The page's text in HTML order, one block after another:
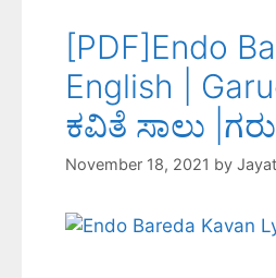
[PDF]Endo
English |
ಕವಿತೆ ಸಾಲು
November 18, 2021 by